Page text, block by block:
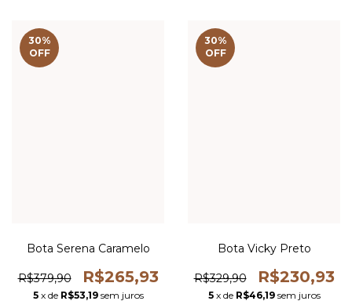
30%
OFF
Bota Serena Caramelo
R$379,90 R$265,93
5 x de R$53,19 sem juros
30%
OFF
Bota Vicky Preto
R$329,90 R$230,93
5 x de R$46,19 sem juros